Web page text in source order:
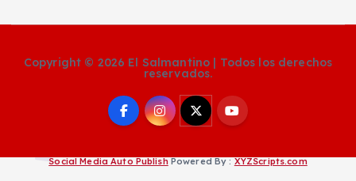
Copyright © 2026 El Salmantino | Todos los derechos
reservados.
Social Media Auto Publish Powered By : XYZScripts.com